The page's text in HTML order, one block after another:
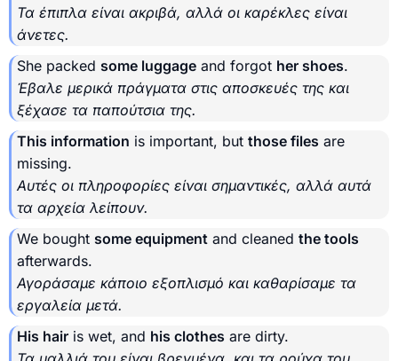
Τα έπιπλα είναι ακριβά, αλλά οι καρέκλες είναι
άνετες.
She packed some luggage and forgot her shoes.
Έβαλε μερικά πράγματα στις αποσκευές της και
ξέχασε τα παπούτσια της.
This information is important, but those files are
missing.
Αυτές οι πληροφορίες είναι σημαντικές, αλλά αυτά
τα αρχεία λείπουν.
We bought some equipment and cleaned the tools
afterwards.
Αγοράσαμε κάποιο εξοπλισμό και καθαρίσαμε τα
εργαλεία μετά.
His hair is wet, and his clothes are dirty.